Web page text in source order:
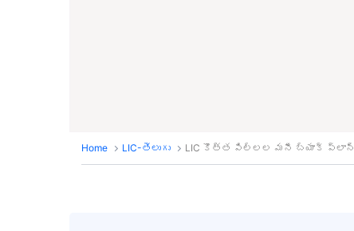
Home LIC-తెలుగు LIC కొత్త పిల్లల మనీ బ్యాక్ ప్లాన్